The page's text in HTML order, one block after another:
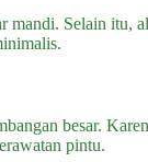
Selain itu,
besar.
pintu.